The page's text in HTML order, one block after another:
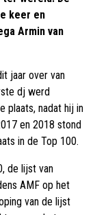
keer en
Armin van
jaar over van
dj werd
plaats, nadat hij in
en 2018 stond
in de Top 100.
de lijst van
AMF op het
van de lijst